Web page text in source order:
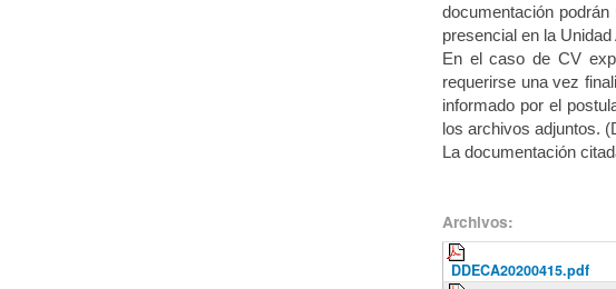
documentación
presencial en la
En el caso de CV
requerirse una vez
informado por el
los archivos adjuntos.
La documentación
Archivos:
DDECA20200415.pdf